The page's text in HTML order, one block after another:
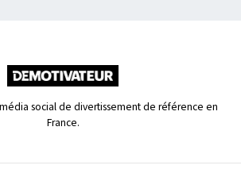
social de divertissement de référence en
France.